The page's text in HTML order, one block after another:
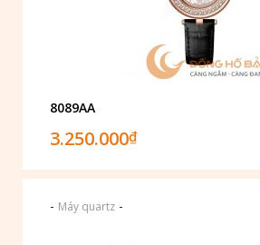
8089AA
3.250.000₫
- Máy quartz -